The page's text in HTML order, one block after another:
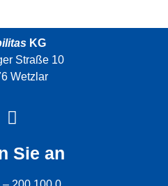
KG
Straße 10
Wetzlar
Sie an